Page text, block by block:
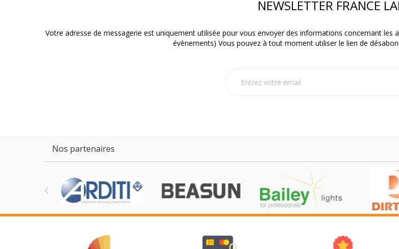
NEWSLETTER FRANCE
Votre adresse de messagerie est uniquement utilisée pour vous envoyer des informations concernant
évènements) Vous pouvez à tout moment utiliser le lien de
Nos partenaires
